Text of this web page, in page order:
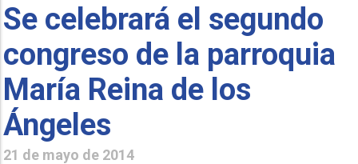
Se celebrará el segundo
congreso de la parroquia
María Reina de los
Ángeles
21 de mayo de 2014